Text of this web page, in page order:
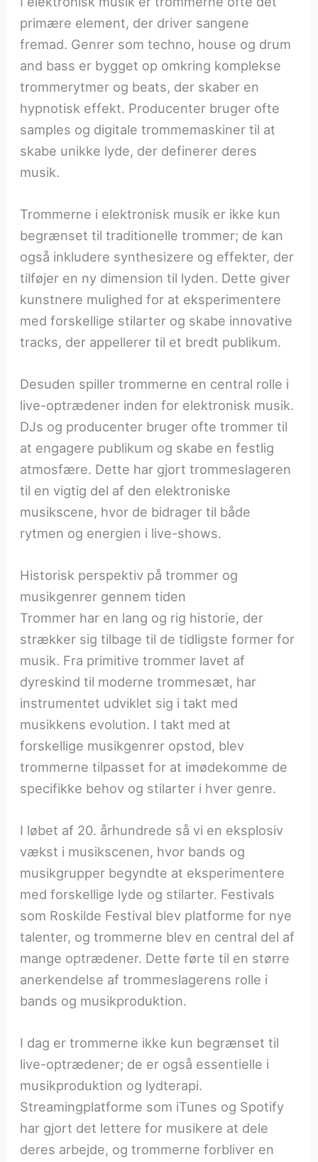
primære element, der driver sangene
fremad. Genrer som techno, house og drum
and bass er bygget op omkring komplekse
trommerytmer og beats, der skaber en
hypnotisk effekt. Producenter bruger ofte
samples og digitale trommemaskiner til at
skabe unikke lyde, der definerer deres
musik.
Trommerne i elektronisk musik er ikke kun
begrænset til traditionelle trommer; de kan
også inkludere synthesizere og effekter, der
tilføjer en ny dimension til lyden. Dette giver
kunstnere mulighed for at eksperimentere
med forskellige stilarter og skabe innovative
tracks, der appellerer til et bredt publikum.
Desuden spiller trommerne en central rolle i
live-optrædener inden for elektronisk musik.
DJs og producenter bruger ofte trommer til
at engagere publikum og skabe en festlig
atmosfære. Dette har gjort trommeslageren
til en vigtig del af den elektroniske
musikscene, hvor de bidrager til både
rytmen og energien i live-shows.
Historisk perspektiv på trommer og
musikgenrer gennem tiden
Trommer har en lang og rig historie, der
strækker sig tilbage til de tidligste former for
musik. Fra primitive trommer lavet af
dyreskind til moderne trommesæt, har
instrumentet udviklet sig i takt med
musikkens evolution. I takt med at
forskellige musikgenrer opstod, blev
trommerne tilpasset for at imødekomme de
specifikke behov og stilarter i hver genre.
I løbet af 20. århundrede så vi en eksplosiv
vækst i musikscenen, hvor bands og
musikgrupper begyndte at eksperimentere
med forskellige lyde og stilarter. Festivals
som Roskilde Festival blev platforme for nye
talenter, og trommerne blev en central del af
mange optrædener. Dette førte til en større
anerkendelse af trommeslagerens rolle i
bands og musikproduktion.
I dag er trommerne ikke kun begrænset til
live-optrædener; de er også essentielle i
musikproduktion og lydterapi.
Streamingplatforme som iTunes og Spotify
har gjort det lettere for musikere at dele
deres arbejde, og trommerne forbliver en